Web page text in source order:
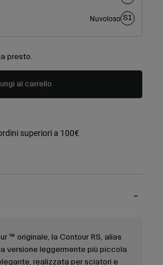
Nuvoloso S1
presto.
al carrello
superiori a 100€
™ originale, la Contour RS, alias
versione leggermente più piccola
realizzata per sciatori e